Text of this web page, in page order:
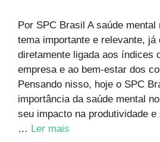
Por SPC Brasil A saúde mental
tema importante e relevante, já
diretamente ligada aos índices
empresa e ao bem-estar dos
Pensando nisso, hoje o SPC
importância da saúde mental
seu impacto na produtividade
… Ler mais